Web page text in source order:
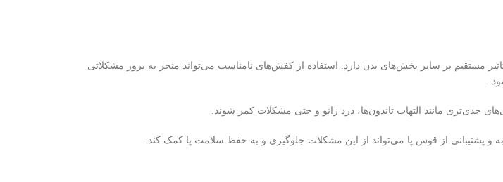
مستقیم بر سایر بخش‌های بدن دارد. استفاده از کفش‌های نامناسب می‌تواند منجر به بروز مشکلاتی
جدی‌تری مانند التهاب تاندون‌ها، درد زانو و حتی مشکلات کمر شوند.
از قوس پا می‌تواند از این مشکلات جلوگیری و به حفظ سلامت پا کمک کند.